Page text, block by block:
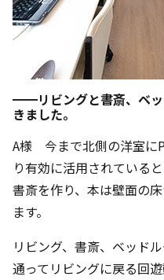
━━リビングと書斎、ベッ
きました。
A様 今まで北側の洋室に
り有効に活用されている
書斎を作り、本は壁面の
ます。
リビング、書斎、ベッド
通ってリビングに戻る回